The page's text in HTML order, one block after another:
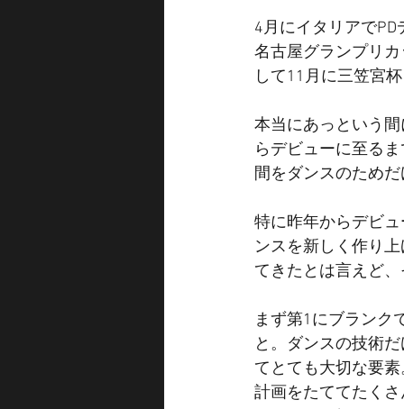
4月にイタリアで
名古屋グランプリ
して11月に三笠宮
本当にあっという
らデビューに至る
間をダンスのため
特に昨年からデビ
ンスを新しく作り
てきたとは言えど、
まず第1にブランク
と。ダンスの技術
てとても大切な要
計画をたててたく